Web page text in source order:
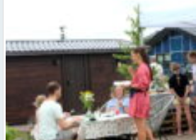
Valmieras novadā aizvadītas jau sestās